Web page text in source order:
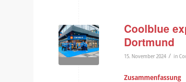
Coolblue
Dortmund
15. November 2024 / in
Zusammenfassung